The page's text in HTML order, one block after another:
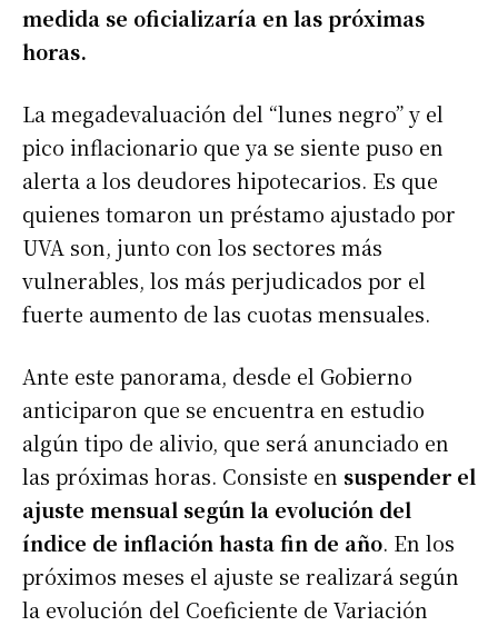
medida se oficializaría en las próximas
horas.
La megadevaluación del “lunes negro” y el
pico inflacionario que ya se siente puso en
alerta a los deudores hipotecarios. Es que
quienes tomaron un préstamo ajustado por
UVA son, junto con los sectores más
vulnerables, los más perjudicados por el
fuerte aumento de las cuotas mensuales.
Ante este panorama, desde el Gobierno
anticiparon que se encuentra en estudio
algún tipo de alivio, que será anunciado en
las próximas horas. Consiste en suspender el
ajuste mensual según la evolución del
índice de inflación hasta fin de año. En los
próximos meses el ajuste se realizará según
la evolución del Coeficiente de Variación